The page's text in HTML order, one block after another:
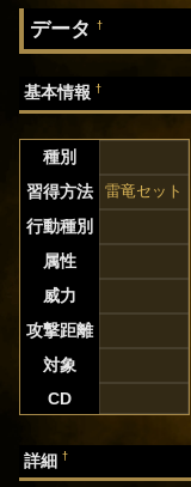
データ†
基本情報†
種別
習得方法
雷竜セット
行動種別
属性
威力
攻撃距離
対象
CD
詳細†